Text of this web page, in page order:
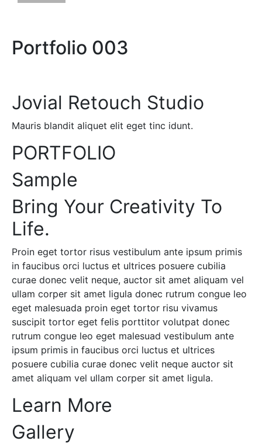
Portfolio 003
Jovial Retouch Studio
Mauris blandit aliquet elit eget tinc idunt.
PORTFOLIO
Sample
Bring Your Creativity To
Life.
Proin eget tortor risus vestibulum ante ipsum primis
in faucibus orci luctus et ultrices posuere cubilia
curae donec velit neque, auctor sit amet aliquam vel
ullam corper sit amet ligula donec rutrum congue leo
eget malesuada proin eget tortor risu vivamus
suscipit tortor eget felis porttitor volutpat donec
rutrum congue leo eget malesuad vestibulum ante
ipsum primis in faucibus orci luctus et ultrices
posuere cubilia curae donec velit neque auctor sit
amet aliquam vel ullam corper sit amet ligula.
Learn More
Gallery